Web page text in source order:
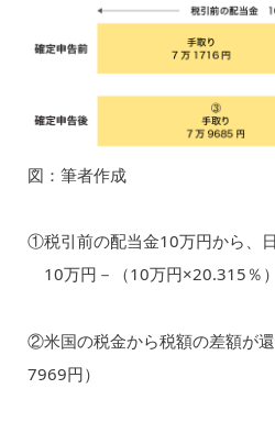
図：筆者作成
①税引前の配当金10万円から、
10万円－（10万円×20.315％
②米国の税金から税額の差額が還
7969円）